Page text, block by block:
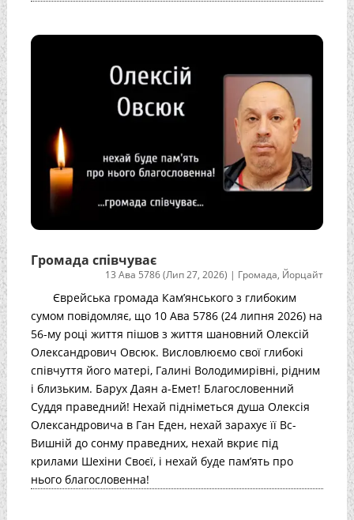
Громада співчуває
13 Ава 5786 (Лип 27, 2026) | Громада, Йорцайт
Єврейська громада Кам’янського з глибоким
сумом повідомляє, що 10 Ава 5786 (24 липня 2026) на
56-му році життя пішов з життя шановний Олексій
Олександрович Овсюк. Висловлюємо свої глибокі
співчуття його матері, Галині Володимирівні, рідним
і близьким. Барух Даян а-Емет! Благословенний
Суддя праведний! Нехай підніметься душа Олексія
Олександровича в Ган Еден, нехай зарахує її Вс-
Вишній до сонму праведних, нехай вкриє під
крилами Шехіни Своєї, і нехай буде пам’ять про
нього благословенна!